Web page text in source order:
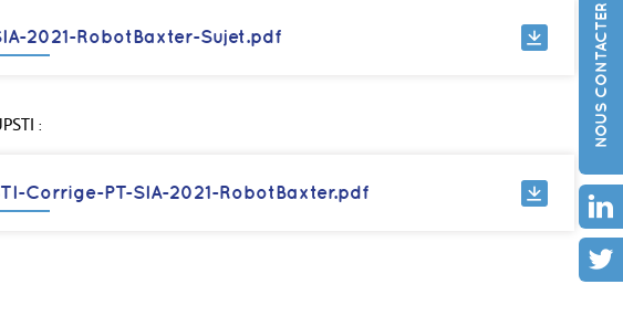
2021-RobotBaxter-Sujet.pdf
:
Corrige-PT-SIA-2021-RobotBaxter.pdf
NOUS CONTACTER